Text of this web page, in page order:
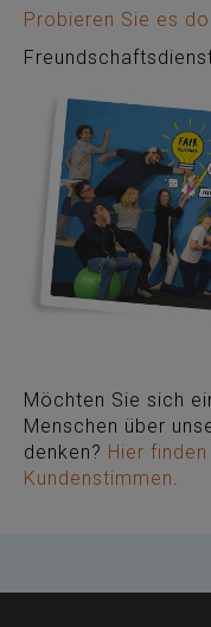
Probieren Sie es
Möchten Sie sich
Menschen über
denken? Hier
Kundenstimmen.